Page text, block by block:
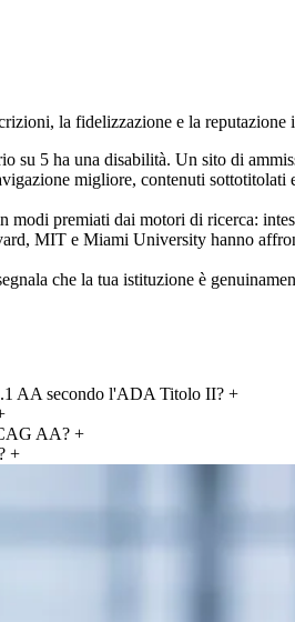
la fidelizzazione e la reputazione
su 5 ha una disabilità. Un sito di
migliore, contenuti sottotitolati
premiati dai motori di ricerca:
MIT e Miami University hanno
che la tua istituzione è
AA secondo l'ADA Titolo II? +
AA? +
+